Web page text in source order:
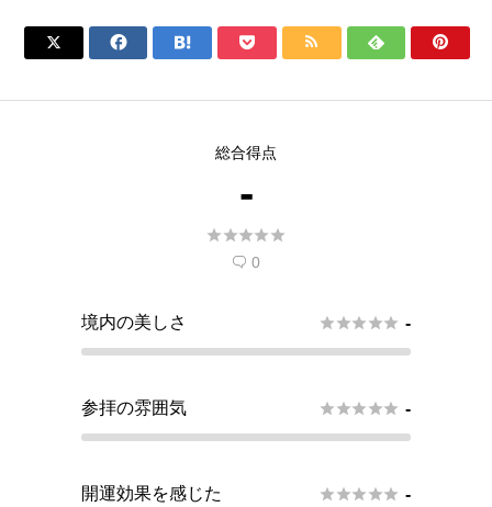
      
総合得点
-

 0
境内の美しさ  -
参拝の雰囲気  -
開運効果を感じた  -